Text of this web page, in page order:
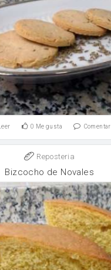
Leer 0 Me gusta Comentar
Reposteria
Bizcocho de Novales